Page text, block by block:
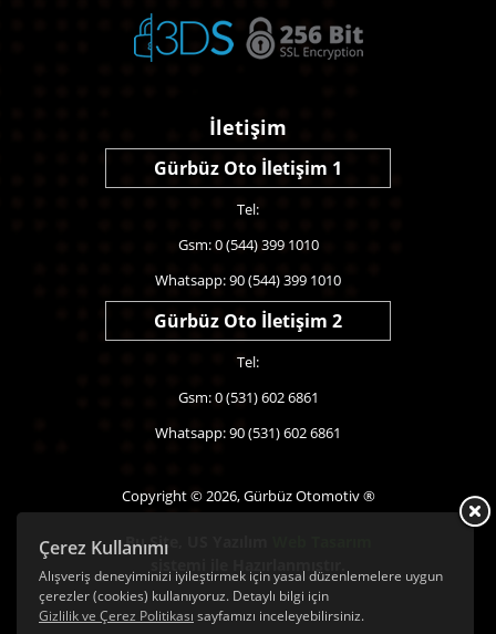
Çerez Kullanımı
Alışveriş deneyiminizi iyileştirmek için yasal düzenlemelere uygun
çerezler (cookies) kullanıyoruz. Detaylı bilgi için
Gizlilik ve Çerez Politikası sayfamızı inceleyebilirsiniz.
İletişim
Gürbüz Oto İletişim 1
Tel:
Gsm: 0 (544) 399 1010
Whatsapp: 90 (544) 399 1010
Gürbüz Oto İletişim 2
Tel:
Gsm: 0 (531) 602 6861
Whatsapp: 90 (531) 602 6861
Copyright © 2026, Gürbüz Otomotiv ®
Bu Site,